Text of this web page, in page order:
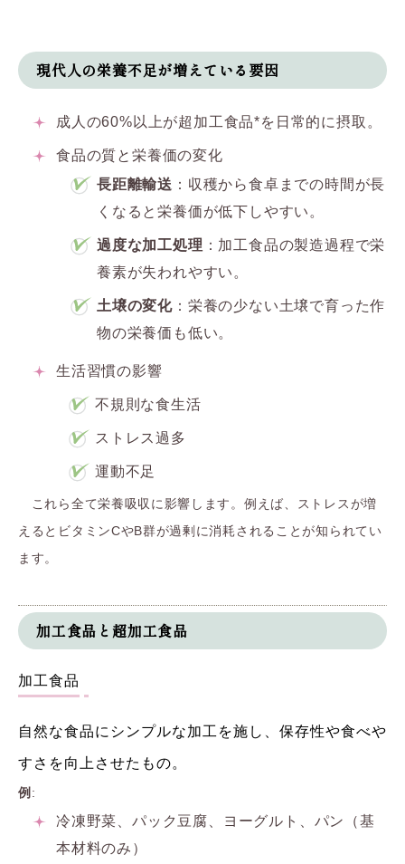
現代人の栄養不足が増えている要因
成人の60%以上が超加工食品*を日常的に摂取。
食品の質と栄養価の変化
長距離輸送 ：収穫から食卓までの時間が長
くなると栄養価が低下しやすい。
過度な加工処理 ：加工食品の製造過程で栄
養素が失われやすい。
土壌の変化 ：栄養の少ない土壌で育った作
物の栄養価も低い。
生活習慣の影響
不規則な食生活
ストレス過多
運動不足
これら全て栄養吸収に影響します。例えば、ストレスが増
えるとビタミンCやB群が過剰に消耗されることが知られてい
ます。
加工食品と超加工食品
加工食品
自然な食品にシンプルな加工を施し、保存性や食べや
すさを向上させたもの。
例:
冷凍野菜、パック豆腐、ヨーグルト、パン（基
本材料のみ）